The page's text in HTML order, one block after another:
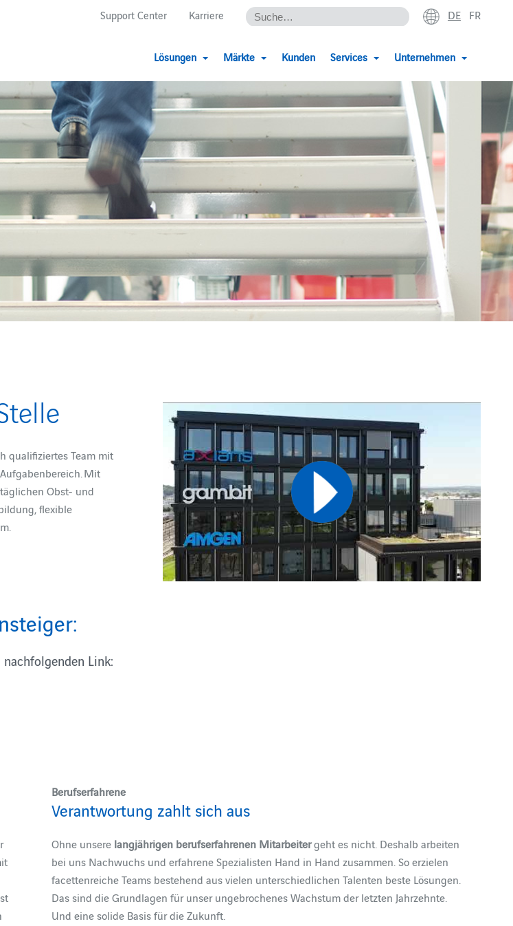
Support Center Karriere DE FR
Lösungen Märkte Kunden Services Unternehmen
qualifiziertes Team mit
Mit
Obst- und
flexible
Link:
Berufserfahrene
Verantwortung zahlt sich aus
Ohne unsere langjährigen berufserfahrenen Mitarbeitergeht es nicht. Deshalb arbeiten
bei uns Nachwuchs und erfahrene Spezialisten Hand in Hand zusammen. So erzielen
facettenreiche Teams bestehend aus vielen unterschiedlichen Talenten beste Lösungen.
Das sind die Grundlagen für unser ungebrochenes Wachstum der letzten Jahrzehnte.
Und eine solide Basis für die Zukunft.